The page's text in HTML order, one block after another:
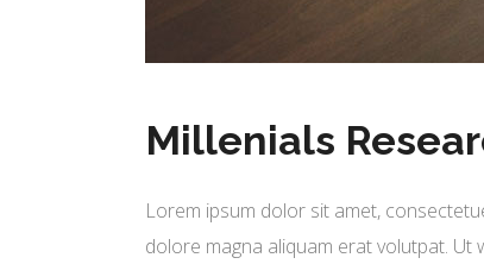
Millenials
Lorem ipsum dolor sit amet,
dolore magna aliquam erat volutpat. Ut